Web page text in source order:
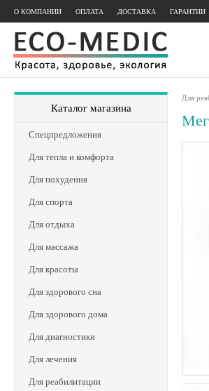
О КОМПАНИИ ОПЛАТА ДОСТАВКА ГАРАНТИИ
Каталог магазина
Спецпредложения
Для тепла и комфорта
Для похудения
Для спорта
Для отдыха
Для массажа
Для красоты
Для здорового сна
Для здорового дома
Для диагностики
Для лечения
Для реабилитации
Для